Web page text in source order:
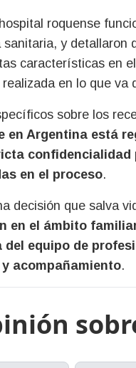
roquense
y detallaron
características en
en lo que va
sobre los
Argentina está
en el proceso.
decisión que salva
en el ámbito
equipo de
acompañamiento.